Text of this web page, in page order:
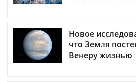
Новое
что Земля
Венеру жизнью